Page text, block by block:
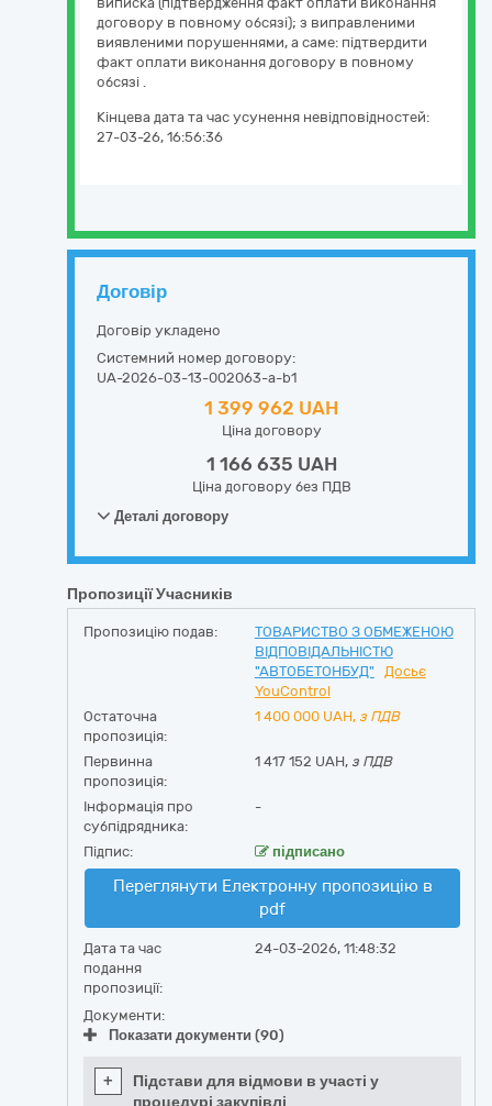
договору в повному обсязі); з виправленими
виявленими порушеннями, а саме: підтвердити
факт оплати виконання договору в повному
обсязі .
Кінцева дата та час усунення невідповідностей:
27-03-26, 16:56:36
Договір
Договір укладено
Системний номер договору:
UA-2026-03-13-002063-a-b1
1 399 962 UAH
Ціна договору
1 166 635 UAH
Ціна договору без ПДВ
Деталі договору
Пропозиції Учасників
Пропозицію подав:
ТОВАРИСТВО З ОБМЕЖЕНОЮ
ВІДПОВІДАЛЬНІСТЮ
"АВТОБЕТОНБУД"
Досьє
YouControl
Остаточна
пропозиція:
1 400 000 UAH, з ПДВ
Первинна
пропозиція:
1 417 152 UAH, з ПДВ
Інформація про
субпідрядника:
-
Підпис: підписано
Переглянути Електронну пропозицію в
pdf
Дата та час
подання
пропозиції:
24-03-2026, 11:48:32
Документи:
Показати документи (90)
+
Підстави для відмови в участі у
процедурі закупівлі